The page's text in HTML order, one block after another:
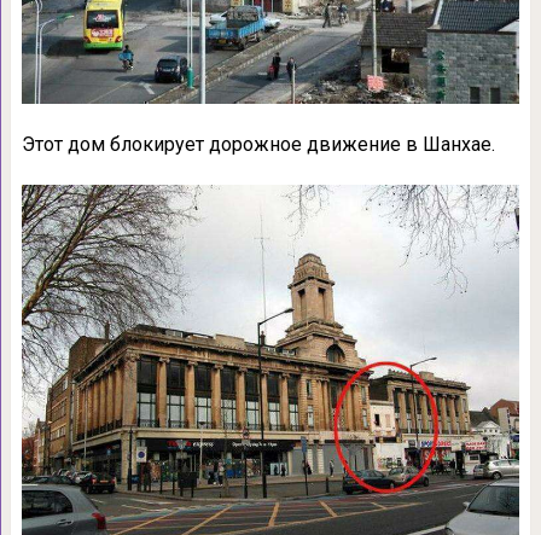
Этот дом блокирует дорожное движение в Шанхае.